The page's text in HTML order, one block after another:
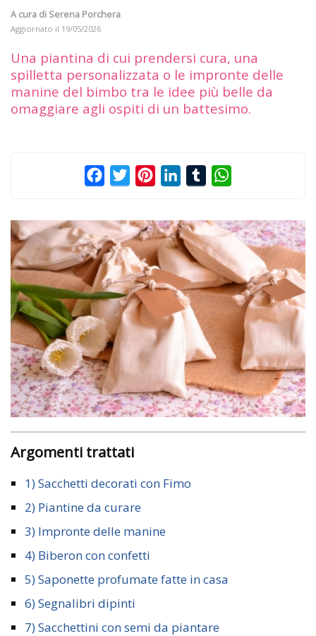
A cura di Serena Porchera
Aggiornato il 19/05/2026
Una piantina di cui prendersi cura, una
spilletta personalizzata o le impronte delle
manine del bimbo tra le idee più belle da
omaggiare agli ospiti di un battesimo.
FacebookTwitterPinterestLinkedInTumblr
Argomenti trattati
1) Sacchetti decorati con Fimo
2) Piantine da curare
3) Impronte delle manine
4) Biberon con confetti
5) Saponette profumate fatte in casa
6) Segnalibri dipinti
7) Sacchettini con semi da piantare